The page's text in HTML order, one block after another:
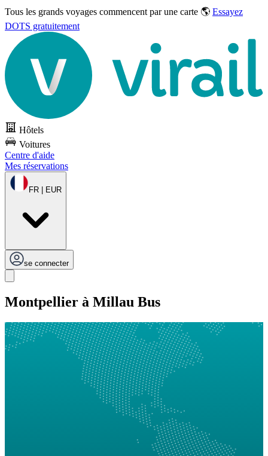
Tous les grands voyages commencent par une carte 🌎 Essayez
DOTS gratuitement
Hôtels
Voitures
Centre d'aide
Mes réservations
FR | EUR
se connecter
Montpellier à Millau Bus